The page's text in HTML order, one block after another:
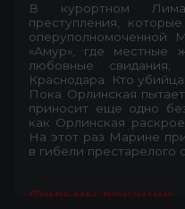
В курортном
преступления,
оперуполномоченной
«Амур», где местные
любовные
Краснодара. Кто
Пока Орлинская
приносит еще одно
как Орлинская
На этот раз Марине
в гибели престарелого
Фильмы локации